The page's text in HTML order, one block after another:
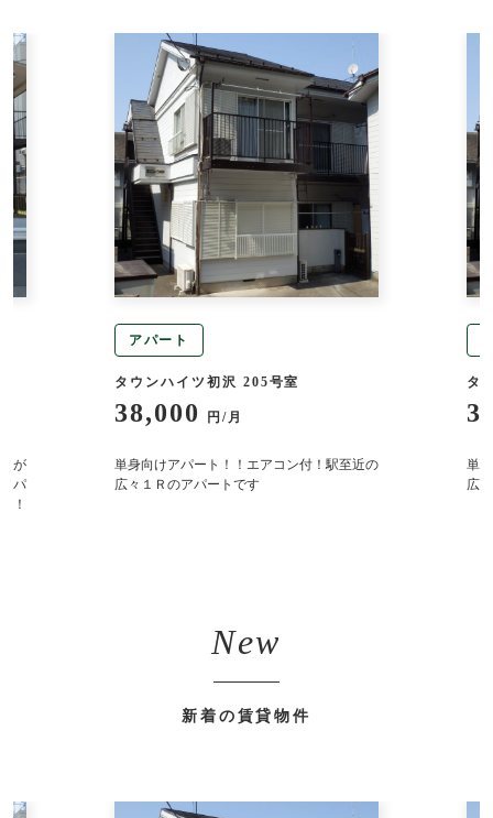
が
パ
！
アパート
タウンハイツ初沢 205号室
38,000 円/月
単身向けアパート！！エアコン付！駅至近の
広々１Ｒのアパートです
タ
単
広
New
新着の賃貸物件